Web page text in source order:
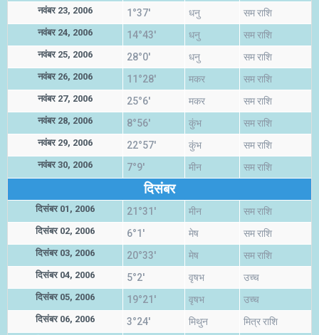
नवंबर 23, 2006 1°37' धनु सम राशि
नवंबर 24, 2006 14°43' धनु सम राशि
नवंबर 25, 2006 28°0' धनु सम राशि
नवंबर 26, 2006 11°28' मकर सम राशि
नवंबर 27, 2006 25°6' मकर सम राशि
नवंबर 28, 2006 8°56' कुंभ सम राशि
नवंबर 29, 2006 22°57' कुंभ सम राशि
नवंबर 30, 2006 7°9' मीन सम राशि
दिसंबर
दिसंबर 01, 2006 21°31' मीन सम राशि
दिसंबर 02, 2006 6°1' मेष सम राशि
दिसंबर 03, 2006 20°33' मेष सम राशि
दिसंबर 04, 2006 5°2' वृषभ उच्च
दिसंबर 05, 2006 19°21' वृषभ उच्च
दिसंबर 06, 2006 3°24' मिथुन मित्र राशि